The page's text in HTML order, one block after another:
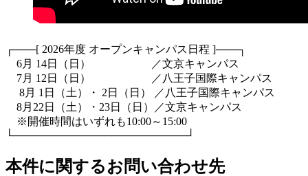
┌───[ 2026年度 オープンキャンパス日程 ]───┐
6月 14日（日） ／文京キャンパス
7月 12日（日） ／八王子国際キャンパス
8月 1日（土）・ 2日（日） ／八王子国際キャンパス
8月22日（土）・23日（日）／文京キャンパス
※開催時間はいずれも10:00～15:00
└───────────────────────┘
本件に関するお問い合わせ先